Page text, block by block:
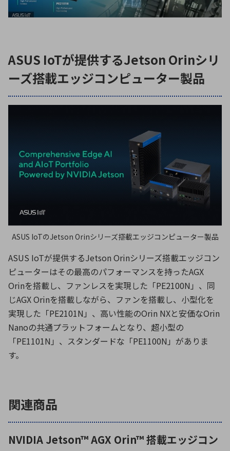
ASUS IoTが提供するJetson Orinシリ
ーズ搭載エッジコンピューター製品
ASUS IoTのJetson Orinシリーズ搭載エッジコンピューター製品
ASUS IoTが提供するJetson Orinシリーズ搭載エッジコン
ピューターはその最高のパフォーマンスを持ったAGX
Orinを搭載し、ファンレスを実現した「PE2100N」、同
じAGX Orinを搭載しながら、ファンを搭載し、小型化を
実現した「PE2101N」、高い性能のOrin NXと安価なOrin
Nanoの共通プラットフォームとなり、超小型の
「PE1101N」、スタンダードな「PE1100N」がありま
す。
関連商品
NVIDIA Jetson™ AGX Orin™ 搭載エッジコン